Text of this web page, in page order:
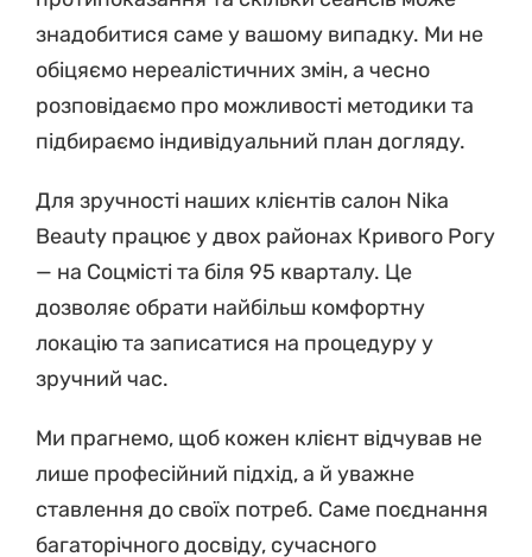
знадобитися саме у вашому випадку. Ми не
обіцяємо нереалістичних змін, а чесно
розповідаємо про можливості методики та
підбираємо індивідуальний план догляду.
Для зручності наших клієнтів салон Nika
Beauty працює у двох районах Кривого Рогу
— на Соцмісті та біля 95 кварталу. Це
дозволяє обрати найбільш комфортну
локацію та записатися на процедуру у
зручний час.
Ми прагнемо, щоб кожен клієнт відчував не
лише професійний підхід, а й уважне
ставлення до своїх потреб. Саме поєднання
багаторічного досвіду, сучасного